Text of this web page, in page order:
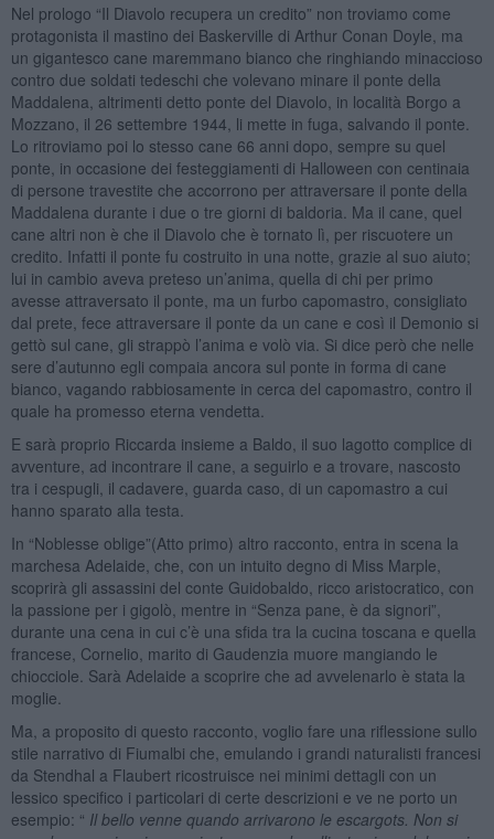
Nel prologo “Il Diavolo recupera un credito” non troviamo come
protagonista il mastino dei Baskerville di Arthur Conan Doyle, ma
un gigantesco cane maremmano bianco che ringhiando minaccioso
contro due soldati tedeschi che volevano minare il ponte della
Maddalena, altrimenti detto ponte del Diavolo, in località Borgo a
Mozzano, il 26 settembre 1944, li mette in fuga, salvando il ponte.
Lo ritroviamo poi lo stesso cane 66 anni dopo, sempre su quel
ponte, in occasione dei festeggiamenti di Halloween con centinaia
di persone travestite che accorrono per attraversare il ponte della
Maddalena durante i due o tre giorni di baldoria. Ma il cane, quel
cane altri non è che il Diavolo che è tornato lì, per riscuotere un
credito. Infatti il ponte fu costruito in una notte, grazie al suo aiuto;
lui in cambio aveva preteso un’anima, quella di chi per primo
avesse attraversato il ponte, ma un furbo capomastro, consigliato
dal prete, fece attraversare il ponte da un cane e così il Demonio si
gettò sul cane, gli strappò l’anima e volò via. Si dice però che nelle
sere d’autunno egli compaia ancora sul ponte in forma di cane
bianco, vagando rabbiosamente in cerca del capomastro, contro il
quale ha promesso eterna vendetta.
E sarà proprio Riccarda insieme a Baldo, il suo lagotto complice di
avventure, ad incontrare il cane, a seguirlo e a trovare, nascosto
tra i cespugli, il cadavere, guarda caso, di un capomastro a cui
hanno sparato alla testa.
In “Noblesse oblige”(Atto primo) altro racconto, entra in scena la
marchesa Adelaide, che, con un intuito degno di Miss Marple,
scoprirà gli assassini del conte Guidobaldo, ricco aristocratico, con
la passione per i gigolò, mentre in “Senza pane, è da signori”,
durante una cena in cui c’è una sfida tra la cucina toscana e quella
francese, Cornelio, marito di Gaudenzia muore mangiando le
chiocciole. Sarà Adelaide a scoprire che ad avvelenarlo è stata la
moglie.
Ma, a proposito di questo racconto, voglio fare una riflessione sullo
stile narrativo di Fiumalbi che, emulando i grandi naturalisti francesi
da Stendhal a Flaubert ricostruisce nei minimi dettagli con un
lessico specifico i particolari di certe descrizioni e ve ne porto un
esempio: “ Il bello venne quando arrivarono le escargots. Non si